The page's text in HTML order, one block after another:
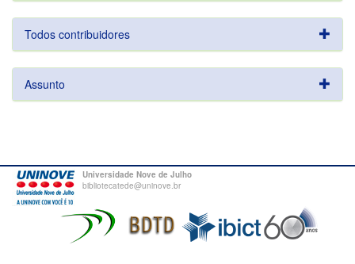
Todos contribuidores
Assunto
Universidade Nove de Julho
bibliotecatede@uninove.br